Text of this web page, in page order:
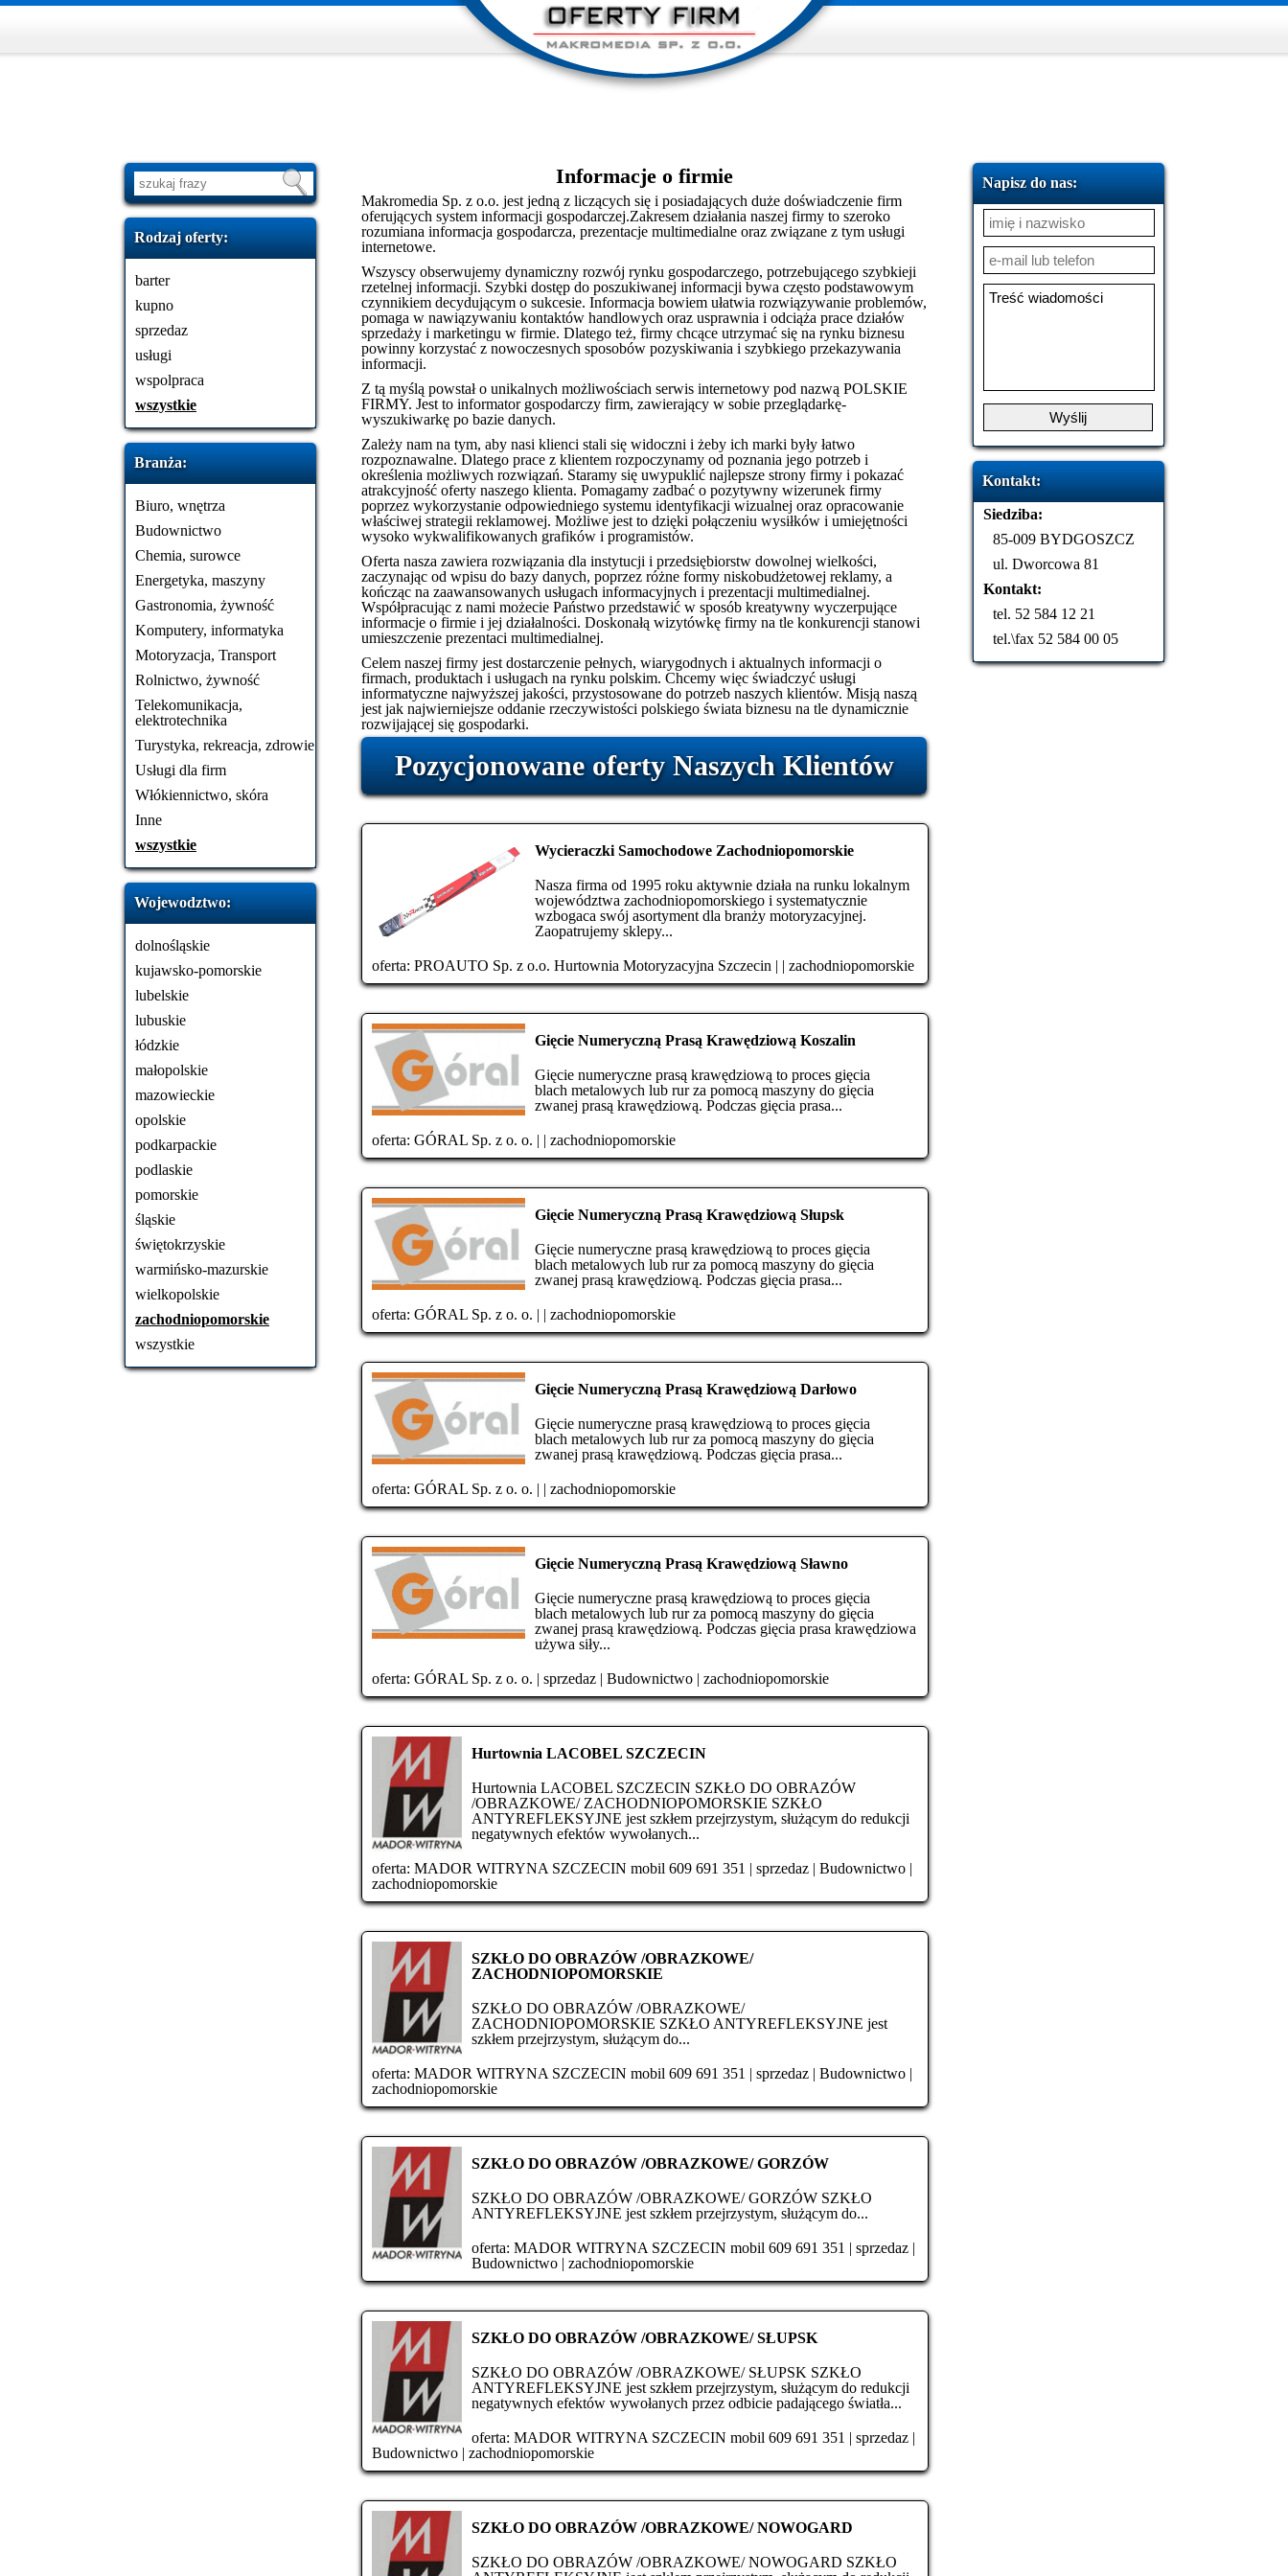
Rodzaj oferty:
barter
kupno
sprzedaz
usługi
wspolpraca
wszystkie
Branża:
Biuro, wnętrza
Budownictwo
Chemia, surowce
Energetyka, maszyny
Gastronomia, żywność
Komputery, informatyka
Motoryzacja, Transport
Rolnictwo, żywność
Telekomunikacja,
elektrotechnika
Turystyka, rekreacja, zdrowie
Usługi dla firm
Włókiennictwo, skóra
Inne
wszystkie
Wojewodztwo:
dolnośląskie
kujawsko-pomorskie
lubelskie
lubuskie
łódzkie
małopolskie
mazowieckie
opolskie
podkarpackie
podlaskie
pomorskie
śląskie
świętokrzyskie
warmińsko-mazurskie
wielkopolskie
zachodniopomorskie
wszystkie
Informacje o firmie
Makromedia Sp. z o.o. jest jedną z liczących się i posiadających duże doświadczenie firm
oferujących system informacji gospodarczej.Zakresem działania naszej firmy to szeroko
rozumiana informacja gospodarcza, prezentacje multimedialne oraz związane z tym usługi
internetowe.
Wszyscy obserwujemy dynamiczny rozwój rynku gospodarczego, potrzebującego szybkieji
rzetelnej informacji. Szybki dostęp do poszukiwanej informacji bywa często podstawowym
czynnikiem decydującym o sukcesie. Informacja bowiem ułatwia rozwiązywanie problemów,
pomaga w nawiązywaniu kontaktów handlowych oraz usprawnia i odciąża prace działów
sprzedaży i marketingu w firmie. Dlatego też, firmy chcące utrzymać się na rynku biznesu
powinny korzystać z nowoczesnych sposobów pozyskiwania i szybkiego przekazywania
informacji.
Z tą myślą powstał o unikalnych możliwościach serwis internetowy pod nazwą POLSKIE
FIRMY. Jest to informator gospodarczy firm, zawierający w sobie przeglądarkę-
wyszukiwarkę po bazie danych.
Zależy nam na tym, aby nasi klienci stali się widoczni i żeby ich marki były łatwo
rozpoznawalne. Dlatego prace z klientem rozpoczynamy od poznania jego potrzeb i
określenia możliwych rozwiązań. Staramy się uwypuklić najlepsze strony firmy i pokazać
atrakcyjność oferty naszego klienta. Pomagamy zadbać o pozytywny wizerunek firmy
poprzez wykorzystanie odpowiedniego systemu identyfikacji wizualnej oraz opracowanie
właściwej strategii reklamowej. Możliwe jest to dzięki połączeniu wysiłków i umiejętności
wysoko wykwalifikowanych grafików i programistów.
Oferta nasza zawiera rozwiązania dla instytucji i przedsiębiorstw dowolnej wielkości,
zaczynając od wpisu do bazy danych, poprzez różne formy niskobudżetowej reklamy, a
kończąc na zaawansowanych usługach informacyjnych i prezentacji multimedialnej.
Współpracując z nami możecie Państwo przedstawić w sposób kreatywny wyczerpujące
informacje o firmie i jej działalności. Doskonałą wizytówkę firmy na tle konkurencji stanowi
umieszczenie prezentaci multimedialnej.
Celem naszej firmy jest dostarczenie pełnych, wiarygodnych i aktualnych informacji o
firmach, produktach i usługach na rynku polskim. Chcemy więc świadczyć usługi
informatyczne najwyższej jakości, przystosowane do potrzeb naszych klientów. Misją naszą
jest jak najwierniejsze oddanie rzeczywistości polskiego świata biznesu na tle dynamicznie
rozwijającej się gospodarki.
Pozycjonowane oferty Naszych Klientów
Wycieraczki Samochodowe Zachodniopomorskie
Nasza firma od 1995 roku aktywnie działa na runku lokalnym
województwa zachodniopomorskiego i systematycznie
wzbogaca swój asortyment dla branży motoryzacyjnej.
Zaopatrujemy sklepy...
oferta: PROAUTO Sp. z o.o. Hurtownia Motoryzacyjna Szczecin | | zachodniopomorskie
Gięcie Numeryczną Prasą Krawędziową Koszalin
Gięcie numeryczne prasą krawędziową to proces gięcia
blach metalowych lub rur za pomocą maszyny do gięcia
zwanej prasą krawędziową. Podczas gięcia prasa...
oferta: GÓRAL Sp. z o. o. | | zachodniopomorskie
Gięcie Numeryczną Prasą Krawędziową Słupsk
Gięcie numeryczne prasą krawędziową to proces gięcia
blach metalowych lub rur za pomocą maszyny do gięcia
zwanej prasą krawędziową. Podczas gięcia prasa...
oferta: GÓRAL Sp. z o. o. | | zachodniopomorskie
Gięcie Numeryczną Prasą Krawędziową Darłowo
Gięcie numeryczne prasą krawędziową to proces gięcia
blach metalowych lub rur za pomocą maszyny do gięcia
zwanej prasą krawędziową. Podczas gięcia prasa...
oferta: GÓRAL Sp. z o. o. | | zachodniopomorskie
Gięcie Numeryczną Prasą Krawędziową Sławno
Gięcie numeryczne prasą krawędziową to proces gięcia
blach metalowych lub rur za pomocą maszyny do gięcia
zwanej prasą krawędziową. Podczas gięcia prasa krawędziowa
używa siły...
oferta: GÓRAL Sp. z o. o. | sprzedaz | Budownictwo | zachodniopomorskie
Hurtownia LACOBEL SZCZECIN
Hurtownia LACOBEL SZCZECIN SZKŁO DO OBRAZÓW
/OBRAZKOWE/ ZACHODNIOPOMORSKIE SZKŁO
ANTYREFLEKSYJNE jest szkłem przejrzystym, służącym do redukcji
negatywnych efektów wywołanych...
oferta: MADOR WITRYNA SZCZECIN mobil 609 691 351 | sprzedaz | Budownictwo |
zachodniopomorskie
SZKŁO DO OBRAZÓW /OBRAZKOWE/
ZACHODNIOPOMORSKIE
SZKŁO DO OBRAZÓW /OBRAZKOWE/
ZACHODNIOPOMORSKIE SZKŁO ANTYREFLEKSYJNE jest
szkłem przejrzystym, służącym do...
oferta: MADOR WITRYNA SZCZECIN mobil 609 691 351 | sprzedaz | Budownictwo |
zachodniopomorskie
SZKŁO DO OBRAZÓW /OBRAZKOWE/ GORZÓW
SZKŁO DO OBRAZÓW /OBRAZKOWE/ GORZÓW SZKŁO
ANTYREFLEKSYJNE jest szkłem przejrzystym, służącym do...
oferta: MADOR WITRYNA SZCZECIN mobil 609 691 351 | sprzedaz|
Budownictwo| zachodniopomorskie
SZKŁO DO OBRAZÓW /OBRAZKOWE/ SŁUPSK
SZKŁO DO OBRAZÓW /OBRAZKOWE/ SŁUPSK SZKŁO
ANTYREFLEKSYJNE jest szkłem przejrzystym, służącym do redukcji
negatywnych efektów wywołanych przez odbicie padającego światła...
oferta: MADOR WITRYNA SZCZECIN mobil 609 691 351 | sprzedaz|
Budownictwo | zachodniopomorskie
SZKŁO DO OBRAZÓW /OBRAZKOWE/ NOWOGARD
SZKŁO DO OBRAZÓW /OBRAZKOWE/ NOWOGARD SZKŁO
Napisz do nas:
Kontakt:
Siedziba:
85-009 BYDGOSZCZ
ul. Dworcowa 81
Kontakt:
tel. 52 584 12 21
tel.\fax 52 584 00 05